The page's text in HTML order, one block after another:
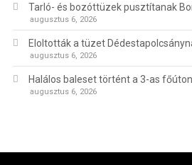
Tarló- és bozóttüzek pusztítanak
augusztus 6, 2026
Eloltották a tüzet
augusztus 6, 2026
Halálos baleset történt a 3-as
augusztus 6, 2026